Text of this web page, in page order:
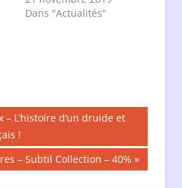
Dans "Actualités"
– L’histoire d’un druide et
!
– Subtil Collection – 40%